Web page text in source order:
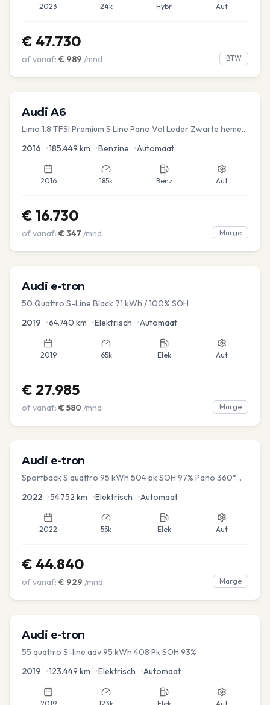
2023 24k Hybr Aut
€ 47.730
of vanaf: € 989 /mnd BTW
Audi A6
Limo 1.8 TFSI Premium S Line Pano Vol Leder Zwarte hemel
2016 •185.449 km •Benzine •Automaat
2016 185k Benz Aut
€ 16.730
of vanaf: € 347 /mnd Marge
Audi e-tron
50 Quattro S-Line Black 71 kWh / 100% SOH
2019 •64.740 km •Elektrisch •Automaat
2019 65k Elek Aut
€ 27.985
of vanaf: € 580 /mnd Marge
Audi e-tron
Sportback S quattro 95 kWh 504 pk SOH 97% Pano 360°
2022 •54.752 km •Elektrisch •Automaat
2022 55k Elek Aut
€ 44.840
of vanaf: € 929 /mnd Marge
Audi e-tron
55 quattro S-line adv 95 kWh 408 Pk SOH 93%
2019 •123.449 km •Elektrisch •Automaat